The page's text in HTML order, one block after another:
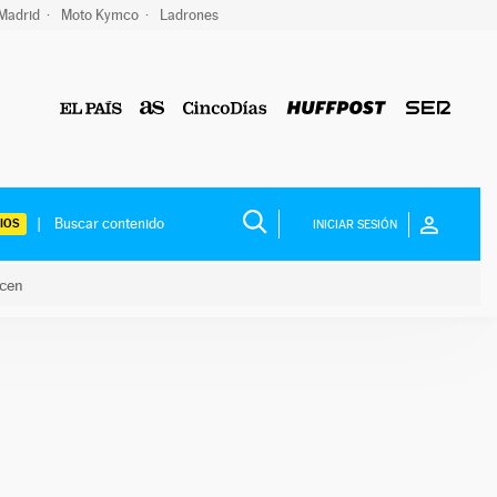
Moto Kymco Ladrones
INICIAR SESIÓN